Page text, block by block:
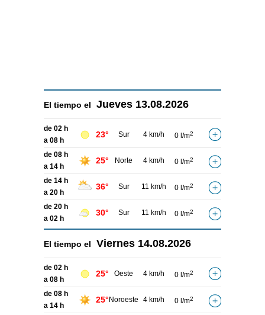
El tiempo el Jueves 13.08.2026
de 02 h
a 08 h
23° Sur 4 km/h 0 l/m2
de 08 h
a 14 h
25° Norte 4 km/h 0 l/m2
de 14 h
a 20 h
36° Sur 11 km/h 0 l/m2
de 20 h
a 02 h
30° Sur 11 km/h 0 l/m2
El tiempo el Viernes 14.08.2026
de 02 h
a 08 h
25° Oeste 4 km/h 0 l/m2
de 08 h
a 14 h
25° Noroeste 4 km/h 0 l/m2